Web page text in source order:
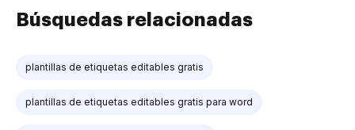
Búsquedas relacionadas
plantillas de etiquetas editables gratis
plantillas de etiquetas editables gratis para word